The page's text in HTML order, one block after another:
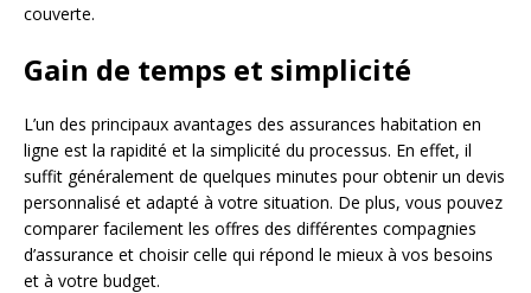
couverte.
Gain de temps et simplicité
L’un des principaux avantages des assurances habitation en
ligne est la rapidité et la simplicité du processus. En effet, il
suffit généralement de quelques minutes pour obtenir un devis
personnalisé et adapté à votre situation. De plus, vous pouvez
comparer facilement les offres des différentes compagnies
d’assurance et choisir celle qui répond le mieux à vos besoins
et à votre budget.